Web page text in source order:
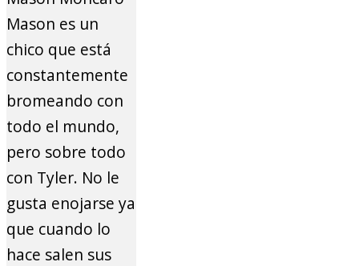
Mason es un
chico que está
constantemente
bromeando con
todo el mundo,
pero sobre todo
con Tyler. No le
gusta enojarse ya
que cuando lo
hace salen sus